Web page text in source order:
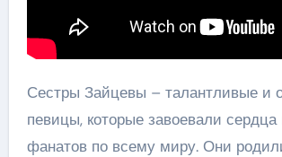
Сестры Зайцевы – талантливые и
певицы, которые завоевали
фанатов по всему миру. Они